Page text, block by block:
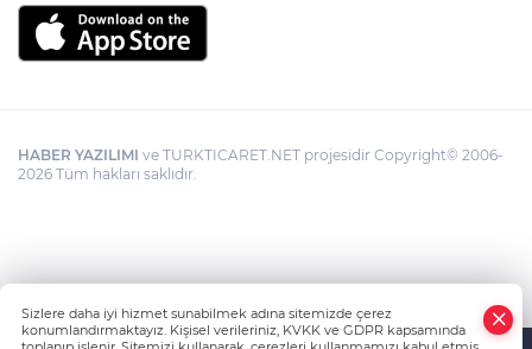
HABER YAZILIMI ve TURKTICARET.NET projesidir Copyright© 2006-
2026 Tüm hakları saklıdır.
Sizlere daha iyi hizmet sunabilmek adına sitemizde çerez
konumlandırmaktayız. Kişisel verileriniz, KVKK ve GDPR kapsamında